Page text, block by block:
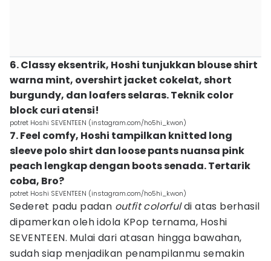
6. Classy eksentrik, Hoshi tunjukkan blouse shirt
warna mint, overshirt jacket cokelat, short
burgundy, dan loafers selaras. Teknik color
block curi atensi!
potret Hoshi SEVENTEEN (instagram.com/ho5hi_kwon)
7. Feel comfy, Hoshi tampilkan knitted long
sleeve polo shirt dan loose pants nuansa pink
peach lengkap dengan boots senada. Tertarik
coba, Bro?
potret Hoshi SEVENTEEN (instagram.com/ho5hi_kwon)
Sederet padu padan outfit colorfuldi atas berhasil
dipamerkan oleh idola KPop ternama, Hoshi
SEVENTEEN. Mulai dari atasan hingga bawahan,
sudah siap menjadikan penampilanmu semakin